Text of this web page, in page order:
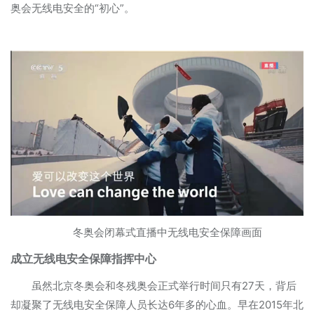
奥会无线电安全的“初心”。
冬奥会闭幕式直播中无线电安全保障画面
成立无线电安全保障指挥中心
虽然北京冬奥会和冬残奥会正式举行时间只有27天，背后
却凝聚了无线电安全保障人员长达6年多的心血。早在2015年北